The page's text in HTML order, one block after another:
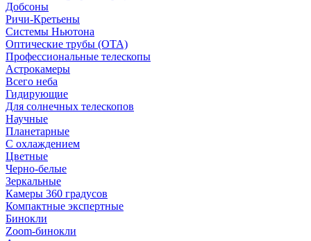
Добсоны
Ричи-Кретьены
Системы Ньютона
Оптические трубы (OTA)
Профессиональные телескопы
Астрокамеры
Всего неба
Гидирующие
Для солнечных телескопов
Научные
Планетарные
С охлаждением
Цветные
Черно-белые
Зеркальные
Камеры 360 градусов
Компактные экспертные
Бинокли
Zoom-бинокли